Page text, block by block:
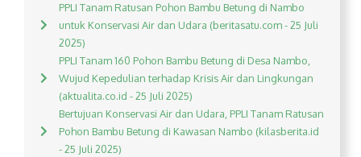
PPLI Tanam Ratusan Pohon Bambu Betung di Nambo
untuk Konservasi Air dan Udara (beritasatu.com - 25 Juli
2025)
PPLI Tanam 160 Pohon Bambu Betung di Desa Nambo,
Wujud Kepedulian terhadap Krisis Air dan Lingkungan
(aktualita.co.id - 25 Juli 2025)
Bertujuan Konservasi Air dan Udara, PPLI Tanam Ratusan
Pohon Bambu Betung di Kawasan Nambo (kilasberita.id
- 25 Juli 2025)